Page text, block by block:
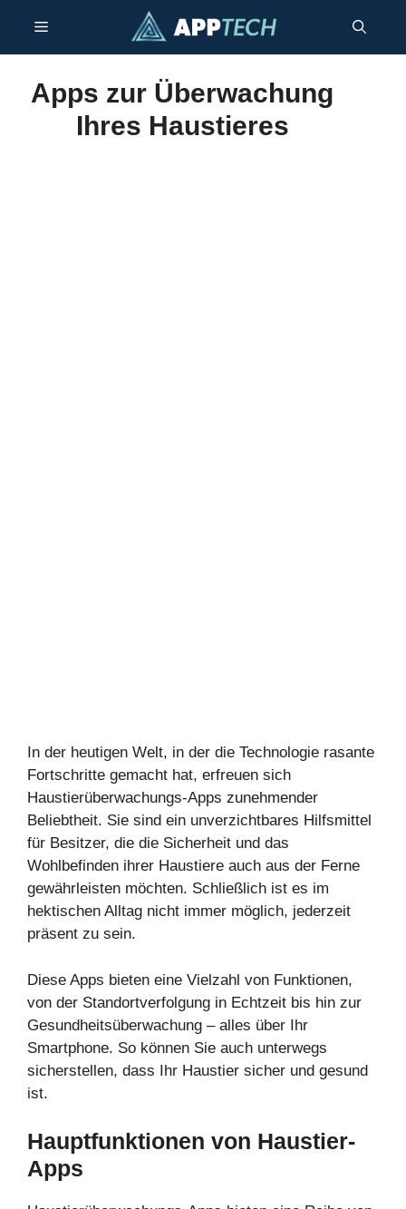
Inhalt
springen
Menü
Apps zur Überwachung
Ihres Haustieres
In der heutigen Welt, in der die Technologie rasante
Fortschritte gemacht hat, erfreuen sich
Haustierüberwachungs-Apps zunehmender
Beliebtheit. Sie sind ein unverzichtbares Hilfsmittel
für Besitzer, die die Sicherheit und das
Wohlbefinden ihrer Haustiere auch aus der Ferne
gewährleisten möchten. Schließlich ist es im
hektischen Alltag nicht immer möglich, jederzeit
präsent zu sein.
Diese Apps bieten eine Vielzahl von Funktionen,
von der Standortverfolgung in Echtzeit bis hin zur
Gesundheitsüberwachung – alles über Ihr
Smartphone. So können Sie auch unterwegs
sicherstellen, dass Ihr Haustier sicher und gesund
ist.
Hauptfunktionen von Haustier-
Apps